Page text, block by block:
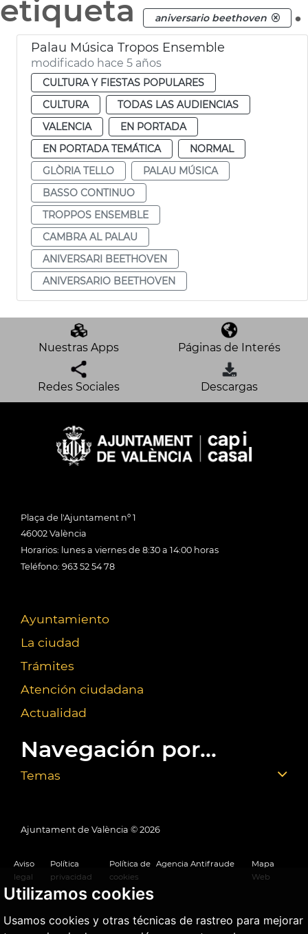
Utilizamos cookies
Usamos cookies y otras técnicas de rastreo para mejorar
etiqueta
aniversario beethoven .
Palau Música Tropos Ensemble
modificado hace 5 años
CULTURA Y FIESTAS POPULARES
CULTURA
TODAS LAS AUDIENCIAS
VALENCIA
EN PORTADA
EN PORTADA TEMÁTICA
NORMAL
GLÒRIA TELLO
PALAU MÚSICA
BASSO CONTINUO
TROPPOS ENSEMBLE
CAMBRA AL PALAU
ANIVERSARI BEETHOVEN
ANIVERSARIO BEETHOVEN
Nuestras Apps Páginas de Interés
Redes Sociales Descargas
Plaça de l'Ajuntament nº 1
46002 València
Horarios: lunes a viernes de 8:30 a 14:00 horas
Teléfono: 963 52 54 78
Ayuntamiento
La ciudad
Trámites
Atención ciudadana
Actualidad
Navegación por...
Temas
Ajuntament de València © 2026
Aviso
legal
Política
privacidad
Política de
cookies
Agencia Antifraude
Mapa
Web